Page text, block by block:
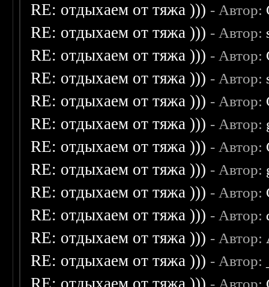
RE: отдыхаем от тяжа ))) - Автор:
RE: отдыхаем от тяжа ))) - Автор:
RE: отдыхаем от тяжа ))) - Автор:
RE: отдыхаем от тяжа ))) - Автор:
RE: отдыхаем от тяжа ))) - Автор:
RE: отдыхаем от тяжа ))) - Автор:
RE: отдыхаем от тяжа ))) - Автор:
RE: отдыхаем от тяжа ))) - Автор:
RE: отдыхаем от тяжа ))) - Автор:
RE: отдыхаем от тяжа ))) - Автор:
RE: отдыхаем от тяжа ))) - Автор:
RE: отдыхаем от тяжа ))) - Автор:
- Автор: